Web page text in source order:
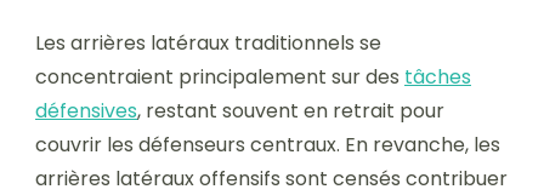
Les arrières latéraux traditionnels se
concentraient principalement sur des tâches
défensives, restant souvent en retrait pour
couvrir les défenseurs centraux. En revanche, les
arrières latéraux offensifs sont censés contribuer